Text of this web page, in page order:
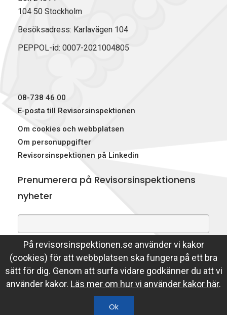
På revisorsinspektionen.se använder vi kakor
(cookies) för att webbplatsen ska fungera på ett bra
sätt för dig. Genom att surfa vidare godkänner du att vi
använder kakor. Läs mer om hur vi använder kakor här.
104 50 Stockholm
Besöksadress: Karlavägen 104
PEPPOL-id: 0007-2021004805
08-738 46 00
E-posta till Revisorsinspektionen
Om cookies och webbplatsen
Om personuppgifter
Revisorsinspektionen på Linkedin
Prenumerera på Revisorsinspektionens
nyheter
Genom att prenumerera på nyheter godkänner du att
Revisorsinspektionen lagrar din e-postadress.
Läs mer